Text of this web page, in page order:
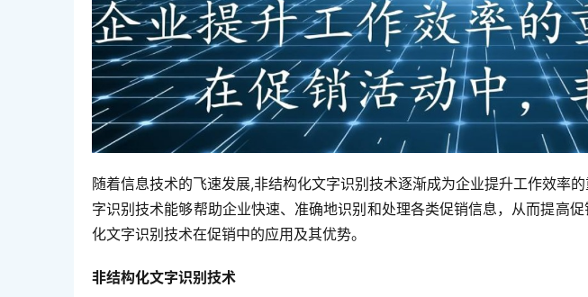
随着信息技术的飞速发展,非结构化文字识别技术逐渐成为企业提升工作效率
字识别技术能够帮助企业快速、准确地识别和处理各类促销信息，从而提高
化文字识别技术在促销中的应用及其优势。
非结构化文字识别技术